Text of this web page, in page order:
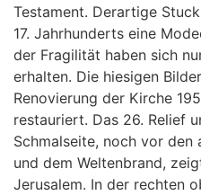
Testament. Derartige
17. Jahrhunderts eine
der Fragilität haben sich
erhalten. Die hiesigen
Renovierung der Kirche
restauriert. Das 26. Relief
Schmalseite, noch vor den
und dem Weltenbrand,
Jerusalem. In der rechten